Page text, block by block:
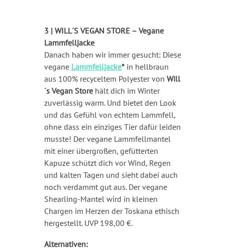
3 | WILL´S VEGAN STORE – Vegane
Lammfelljacke
Danach haben wir immer gesucht: Diese
vegane Lammfelljacke*in hellbraun
aus 100% recyceltem Polyester von Will
´s Vegan Storehält dich im Winter
zuverlässig warm. Und bietet den Look
und das Gefühl von echtem Lammfell,
ohne dass ein einziges Tier dafür leiden
musste! Der vegane Lammfellmantel
mit einer übergroßen, gefütterten
Kapuze schützt dich vor Wind, Regen
und kalten Tagen und sieht dabei auch
noch verdammt gut aus. Der vegane
Shearling-Mantel wird in kleinen
Chargen im Herzen der Toskana ethisch
hergestellt. UVP 198,00 €.
Alternativen: